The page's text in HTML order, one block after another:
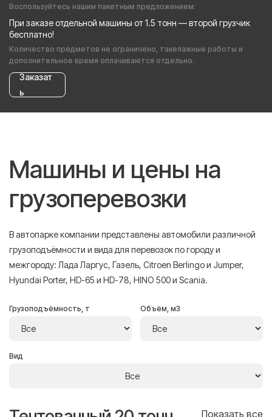
Воспользуйтесь нашим пакетным предложением:
При заказе отдельной машины от 1.5 тонн — второй грузчик
бесплатно!
Количество предметов не ограничено, такелажные работы и
дополнительное время оплачиваются отдельно.
Заказат
ь
Машины и цены на
грузоперевозки
В автопарке компании представлены автомобили различной
грузоподъёмности и вида для перевозок по городу и
межгороду: Лада Ларгус, Газель, Citroen Berlingo и Jumper,
Hyundai Porter, HD-65 и HD-78, HINO 500 и Scania.
Грузоподъёмность, т Объём, м3
Вид
Показать все